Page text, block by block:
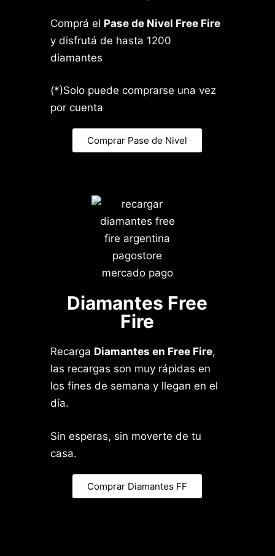
Comprá el Pase de Nivel Free Fire
y disfrutá de hasta 1200
diamantes
(*)Solo puede comprarse una vez
por cuenta
Comprar Pase de Nivel
Diamantes Free
Fire
Recarga Diamantes en Free Fire,
las recargas son muy rápidas en
los fines de semana y llegan en el
día.
Sin esperas, sin moverte de tu
casa.
Comprar Diamantes FF